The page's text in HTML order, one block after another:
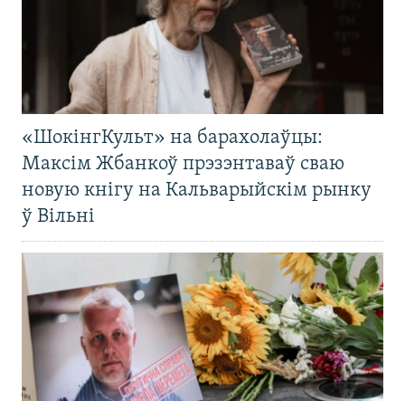
«ШокінгКульт» на барахолаўцы:
Максім Жбанкоў прэзэнтаваў сваю
новую кнігу на Кальварыйскім рынку
ў Вільні